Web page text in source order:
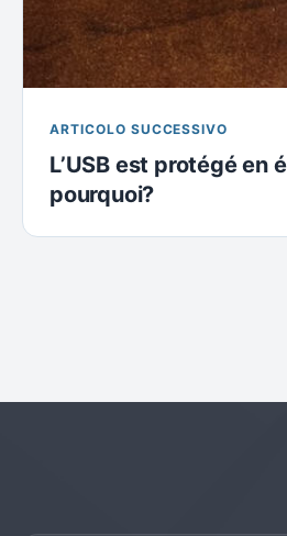
ARTICOLO SUCCESSIVO
L’USB est protégé en
pourquoi?